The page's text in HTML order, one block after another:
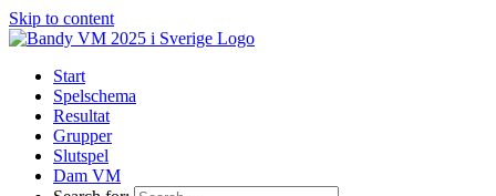
Skip to content
Start
Spelschema
Resultat
Grupper
Slutspel
Dam VM